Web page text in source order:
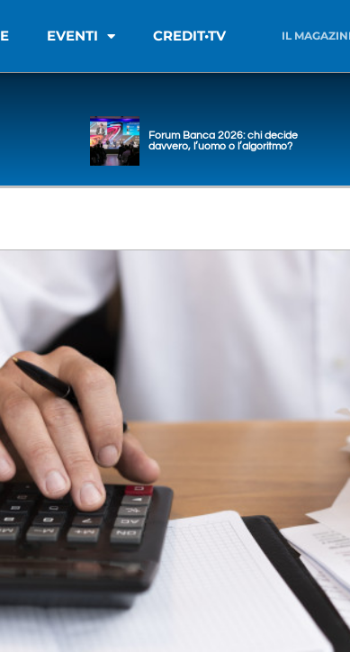
EVENTI CREDIT•TV IL
Forum Banca 2026: chi decide
davvero, l’uomo o l’algoritmo?